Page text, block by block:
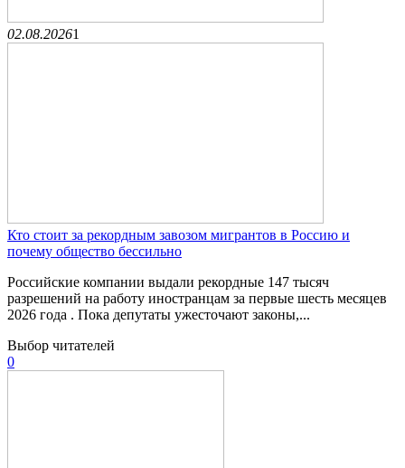
02.08.20261
Кто стоит за рекордным завозом мигрантов в Россию и
почему общество бессильно
Российские компании выдали рекордные 147 тысяч
разрешений на работу иностранцам за первые шесть месяцев
2026 года . Пока депутаты ужесточают законы,...
Выбор читателей
0